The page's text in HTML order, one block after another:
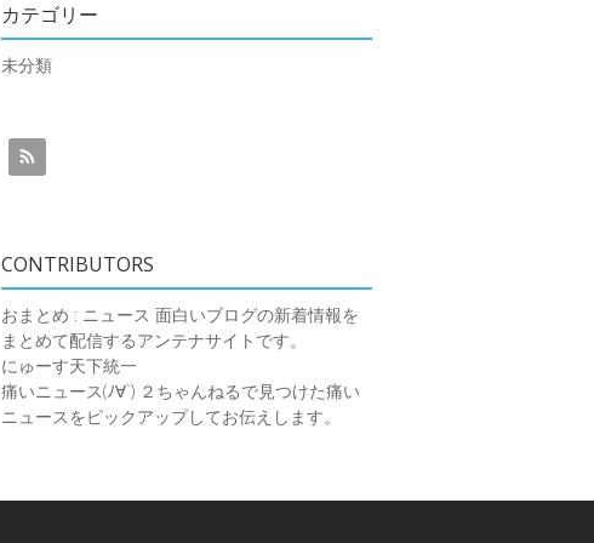
カテゴリー
未分類
CONTRIBUTORS
おまとめ : ニュース 面白いブログの新着情報を
まとめて配信するアンテナサイトです。
にゅーす天下統一
痛いニュース(ﾉ∀`) ２ちゃんねるで見つけた痛い
ニュースをピックアップしてお伝えします。